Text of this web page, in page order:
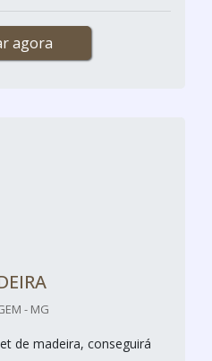
agora
- MG
de madeira, conseguirá